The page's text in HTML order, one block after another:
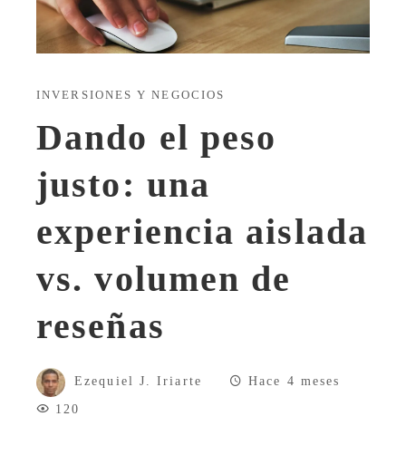
INVERSIONES Y NEGOCIOS
Dando el peso
justo: una
experiencia aislada
vs. volumen de
reseñas
Ezequiel J. Iriarte
Hace 4 meses
120